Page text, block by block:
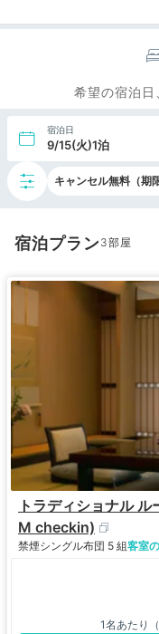
希望の宿泊日
宿泊日
9/15(火)1泊
キャンセル無料（期
宿泊プラン3
トラディショナル
M checkin)
禁煙シングル布団 5 組客室
1名あたり